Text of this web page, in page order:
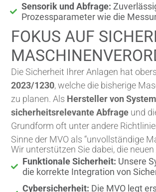
Sensorik und Abfrage:
Prozessparameter wie die
FOKUS AUF
Die Sicherheit Ihrer Anlagen hat
2023/1230, welche die bisherige
zu planen. Als Hersteller von
sicherheitsrelevante Abfrage und
Grundform oft unter andere
Sinne der MVO als “unvollständige
Wir unterstützen Sie dabei, die
Funktionale Sicherheit: Unsere
die korrekte Integration von
Cybersicherheit: Die MVO legt